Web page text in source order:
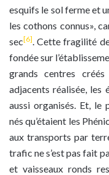
esquifs le sol ferme et
les cothons connus»,
sec[6]. Cette fragilité
fondée sur
grands centres
adjacents réalisée, les
aussi organisés. Et, le
nés qu’étaient les
aux transports par
trafic ne s’est pas fait
et vaisseaux ronds